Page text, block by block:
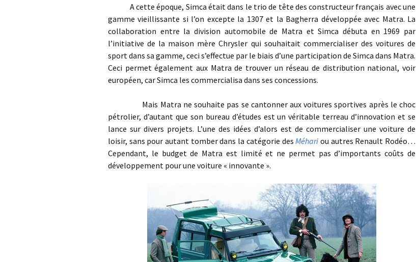
A cette époque, Simca était dans le trio de tête des constructeur français avec une
gamme vieillissante si l’on excepte la 1307 et la Bagherra développée avec Matra. La
collaboration entre la division automobile de Matra et Simca débuta en 1969 par
l’initiative de la maison mère Chrysler qui souhaitait commercialiser des voitures de
sport dans sa gamme, ceci s’effectue par le biais d’une participation de Simca dans Matra.
Ceci permet également aux Matra de trouver un réseau de distribution national, voir
européen, car Simca les commercialisa dans ses concessions.
Mais Matra ne souhaite pas se cantonner aux voitures sportives après le choc
pétrolier, d’autant que son bureau d’études est un véritable terreau d’innovation et se
lance sur divers projets. L’une des idées d’alors est de commercialiser une voiture de
loisir, sans pour autant tomber dans la catégorie desMéhari ou autres Renault Rodéo…
Cependant, le budget de Matra est limité et ne permet pas d’importants coûts de
développement pour une voiture « innovante ».